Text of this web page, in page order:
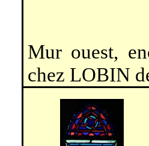
Mur ouest,
chez LOBIN